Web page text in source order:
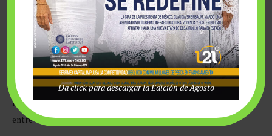
los tradicionales generadores eléctricos para alimentar los
servicios a bordo, reduciendo ruido, mantenimiento y consumo.
Al mismo tiempo, las nuevas generaciones de embarcaciones
integran sistemas de navegación cada vez más precisos,
distribuciones interiores más flexibles y diseños que privilegian
los espacios sociales, una tendencia que ha ganado terreno
entre compradores mexicanos.
Da click para descargar la Edición de Agosto